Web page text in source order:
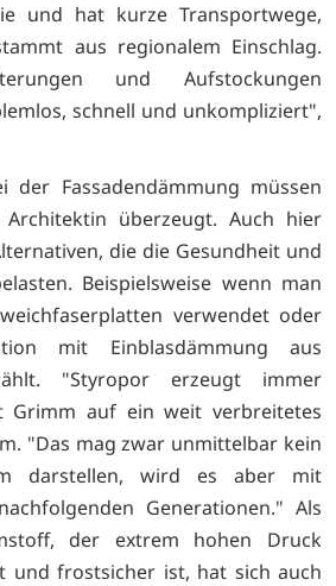
und hat kurze Transportwege,
aus regionalem Einschlag.
und Aufstockungen
schnell und unkompliziert",
der Fassadendämmung müssen
überzeugt. Auch hier
die die Gesundheit und
Beispielsweise wenn man
verwendet oder
mit Einblasdämmung aus
"Styropor erzeugt immer
Grimm auf ein weit verbreitetes
"Das mag zwar unmittelbar kein
darstellen, wird es aber mit
Generationen." Als
der extrem hohen Druck
und frostsicher ist, hat sich auch